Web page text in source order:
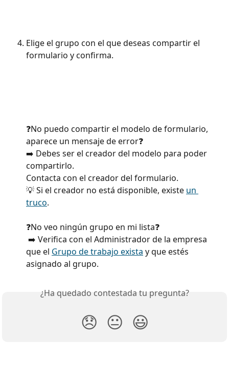
Elige el grupo con el que deseas compartir el
formulario y confirma.
❓No puedo compartir el modelo de formulario,
aparece un mensaje de error❓
➡️ Debes ser el creador del modelo para poder
compartirlo.
Contacta con el creador del formulario.
💡 Si el creador no está disponible, existe un
truco.
❓No veo ningún grupo en mi lista❓
que el Grupo de trabajo exista y que estés
asignado al grupo.
¿Ha quedado contestada tu pregunta?
😞 😐 😃